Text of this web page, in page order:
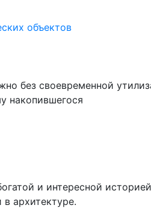
объектов
без своевременной
накопившегося
и интересной
архитектуре.